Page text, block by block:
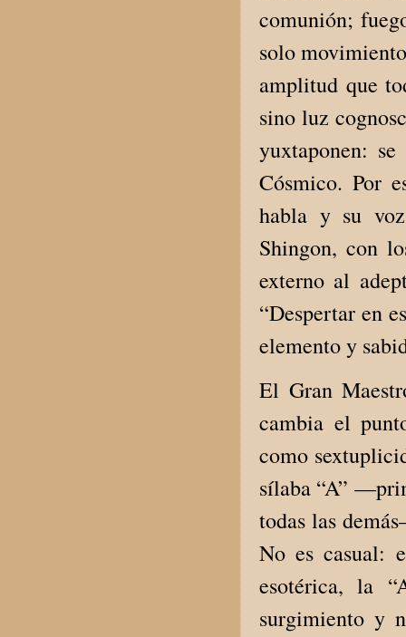
comunión;
solo
amplitud que
sino luz
yuxtaponen:
Cósmico. Por
habla y su
Shingon, con
externo al
“Despertar en
elemento y
El Gran
cambia el
como
sílaba “A”
todas las
No es casual:
esotérica, la
surgimiento y